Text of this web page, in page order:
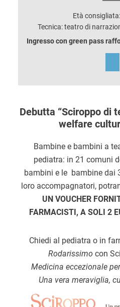
Età
Tecnica: teatro di
Ingresso con green pass
Debutta “Sciroppo di
welfare
Bambine e bambini a
pediatra: in 21 comuni
bambini e le bambine dai
loro accompagnatori,
UN VOUCHER
FARMACISTI, A SOLI 2
Chiedi al pediatra o in
Rodarissimo con
Medicina eccezionale
Una vera meraviglia,